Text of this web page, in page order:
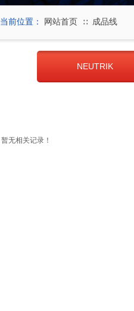
当前位置： 网站首页 ∷ 成品线
NEUTRIK
暂无相关记录！